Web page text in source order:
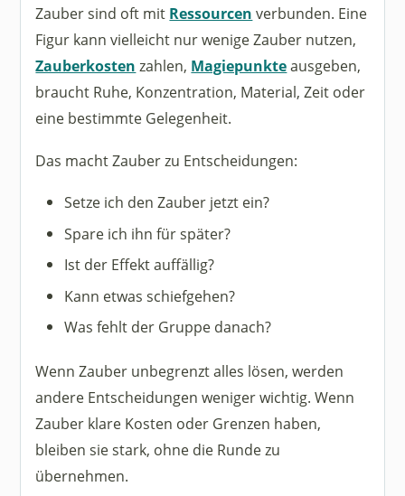
Zauber sind oft mit Ressourcen verbunden. Eine
Figur kann vielleicht nur wenige Zauber nutzen,
Zauberkosten zahlen, Magiepunkteausgeben,
braucht Ruhe, Konzentration, Material, Zeit oder
eine bestimmte Gelegenheit.
Das macht Zauber zu Entscheidungen:
Setze ich den Zauber jetzt ein?
Spare ich ihn für später?
Ist der Effekt auffällig?
Kann etwas schiefgehen?
Was fehlt der Gruppe danach?
Wenn Zauber unbegrenzt alles lösen, werden
andere Entscheidungen weniger wichtig. Wenn
Zauber klare Kosten oder Grenzen haben,
bleiben sie stark, ohne die Runde zu
übernehmen.